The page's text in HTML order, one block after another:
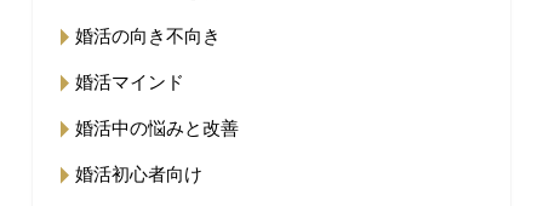
婚活の向き不向き
婚活マインド
婚活中の悩みと改善
婚活初心者向け